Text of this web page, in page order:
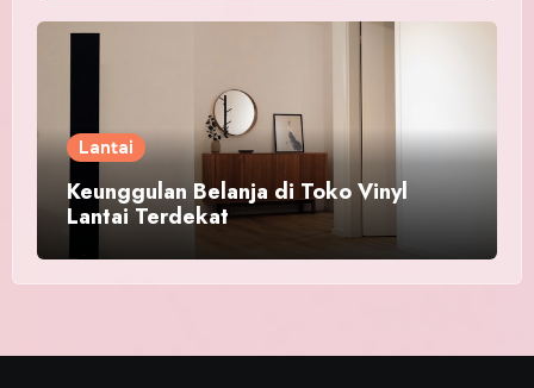
Lantai
Keunggulan Belanja di Toko Vinyl
Lantai Terdekat